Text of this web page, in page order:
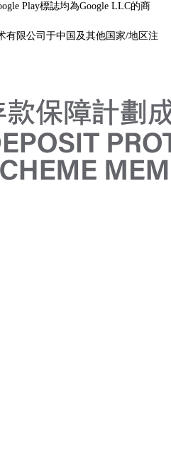
Play標誌均為Google LLC的商
有限公司于中国及其他国家/地区注